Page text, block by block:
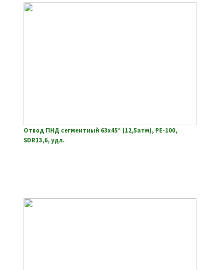
Отвод ПНД сегментный 63х45° (12,5атм), РЕ-100,
SDR13,6, удл.